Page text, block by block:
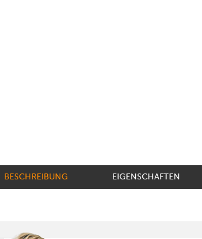
BESCHREIBUNG EIGENSCHAFTEN